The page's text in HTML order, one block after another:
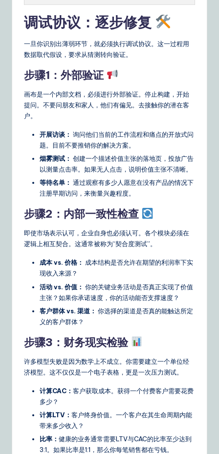
调试协议：逐步修复
一旦你识别出薄弱环节，就必须执行调试协议。这一过程用
数据取代假设，要求从猜测转向验证。
步骤1：外部验证
画布是一个内部文档，必须进行外部验证。停止构建，开始
提问。不要问朋友和家人，他们有偏见。去接触你的潜在客
户。
开展访谈： 询问他们当前的工作流程和痛点的开放式问
题。目前不要推销你的解决方案。
烟雾测试： 创建一个描述价值主张的落地页，投放广告
以测量点击率。如果无人点击，说明价值主张不清晰。
等待名单： 通过观察有多少人愿意在没有产品的情况下
注册早期访问，来衡量兴趣程度。
步骤2：内部一致性检查
即使市场表示认可，企业自身也必须认可。各个模块必须在
逻辑上相互契合。这通常被称为“契合度测试”。
成本 vs. 价格： 成本结构是否允许在期望的利润率下实
现收入来源？
活动 vs. 价值： 你的关键业务活动是否真正实现了价值
主张？如果你承诺速度，你的活动能否支撑速度？
客户群体 vs. 渠道： 你选择的渠道是否真的能触达所定
义的客户群体？
步骤3：财务现实检验
许多模型失败是因为数学上不成立。你需要建立一个单位经
济模型。这不仅仅是一个电子表格，更是一次压力测试。
计算CAC： 客户获取成本。获得一个付费客户需要花费
多少？
计算LTV： 客户终身价值。一个客户在其生命周期内能
带来多少收入？
比率： 健康的业务通常需要LTV与CAC的比率至少达到
3:1。如果比率是1:1，那么你每笔销售都在亏钱。